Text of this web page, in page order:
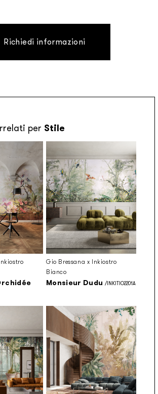
Richiedi informazioni
per Stile
Gio Bressana x Inkiostro
Bianco
Monsieur Dudu /INKITIO2201A